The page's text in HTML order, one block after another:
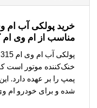
مناسب از ام وی ام
خنک‌کننده موتور است که
پمپ را بر عهده دارد.
شده و برای خودرو ام وی ام 315 کاملاً